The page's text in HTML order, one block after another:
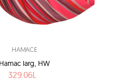
HAMACE
Hamac larg, HW
329.06L